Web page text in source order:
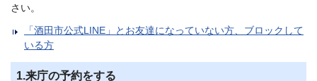
さい。
「酒田市公式LINE」とお友達になっていない方、ブロックして
いる方
1.来庁の予約をする